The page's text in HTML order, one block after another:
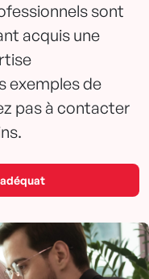
sont
acquis une
exemples de
pas à contacter